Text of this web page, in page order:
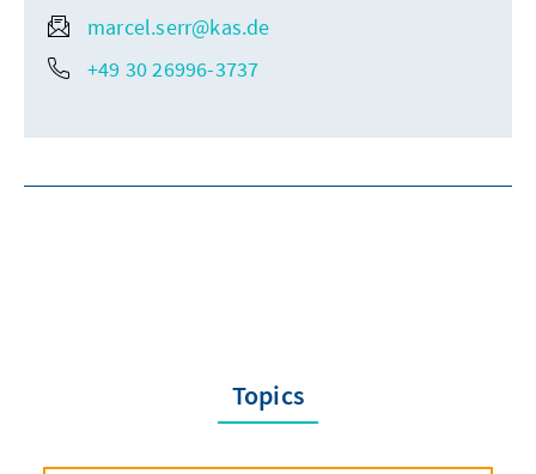
marcel.serr@kas.de
+49 30 26996-3737
Topics